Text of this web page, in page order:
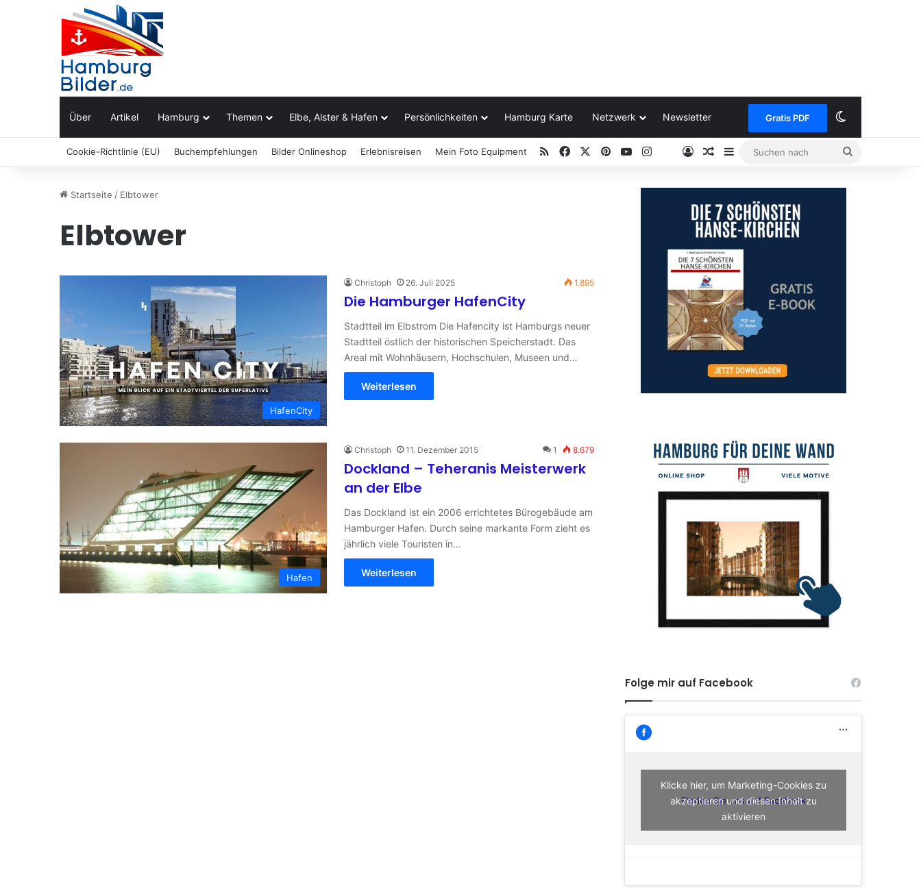
Über Artikel Hamburg Themen Elbe, Alster & Hafen Persönlichkeiten Hamburg Karte Netzwerk Newsletter Gratis PDF
Cookie-Richtlinie (EU) Buchempfehlungen Bilder Onlineshop Erlebnisreisen Mein Foto Equipment RSS FacebookPinterestYouTubeInstagram
Google
AnmeldenZufälliger Artikel
Sidebar
Startseite / Elbtower
Elbtower
HafenCity
Christoph 26. Juli 2025 1.895
Die Hamburger HafenCity
Stadtteil im Elbstrom Die Hafencity ist Hamburgs neuer
Stadtteil östlich der historischen Speicherstadt. Das
Areal mit Wohnhäusern, Hochschulen, Museen und…
Weiterlesen
Hafen
Christoph 11. Dezember 2015 1 8.679
Dockland – Teheranis Meisterwerk
an der Elbe
Das Dockland ist ein 2006 errichtetes Bürogebäude am
Hamburger Hafen. Durch seine markante Form zieht es
jährlich viele Touristen in…
Weiterlesen
Folge mir auf Facebook
Finden Sie uns auf Facebook
Klicke hier, um Marketing-Cookies zu
akzeptieren und diesen Inhalt zu
aktivieren